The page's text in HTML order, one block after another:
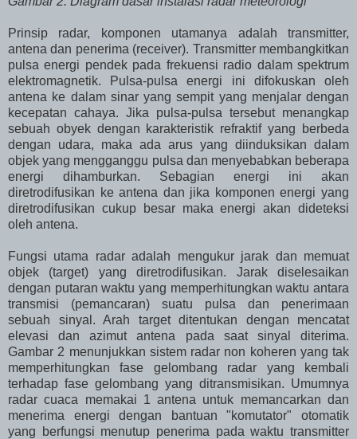
Prinsip radar, komponen utamanya adalah transmitter,
antena dan penerima (receiver). Transmitter membangkitkan
pulsa energi pendek pada frekuensi radio dalam spektrum
elektromagnetik. Pulsa-pulsa energi ini difokuskan oleh
antena ke dalam sinar yang sempit yang menjalar dengan
kecepatan cahaya. Jika pulsa-pulsa tersebut menangkap
sebuah obyek dengan karakteristik refraktif yang berbeda
dengan udara, maka ada arus yang diinduksikan dalam
objek yang mengganggu pulsa dan menyebabkan beberapa
energi dihamburkan. Sebagian energi ini akan
diretrodifusikan ke antena dan jika komponen energi yang
diretrodifusikan cukup besar maka energi akan dideteksi
oleh antena.
Fungsi utama radar adalah mengukur jarak dan memuat
objek (target) yang diretrodifusikan. Jarak diselesaikan
dengan putaran waktu yang memperhitungkan waktu antara
transmisi (pemancaran) suatu pulsa dan penerimaan
sebuah sinyal. Arah target ditentukan dengan mencatat
elevasi dan azimut antena pada saat sinyal diterima.
Gambar 2 menunjukkan sistem radar non koheren yang tak
memperhitungkan fase gelombang radar yang kembali
terhadap fase gelombang yang ditransmisikan. Umumnya
radar cuaca memakai 1 antena untuk memancarkan dan
menerima energi dengan bantuan "komutator" otomatik
yang berfungsi menutup penerima pada waktu transmitter